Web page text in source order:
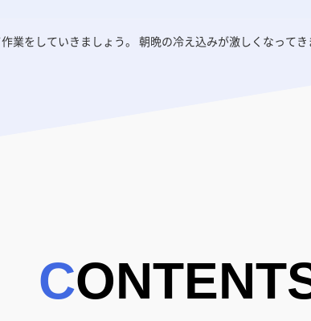
業をしていきましょう。 朝晩の冷え込みが激しくなって